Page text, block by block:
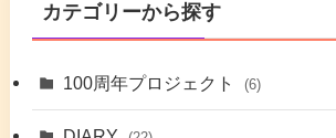
カテゴリーから探す
100周年プロジェクト (6)